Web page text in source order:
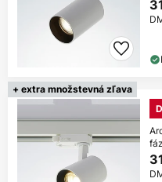
+ extra množstevná zľava